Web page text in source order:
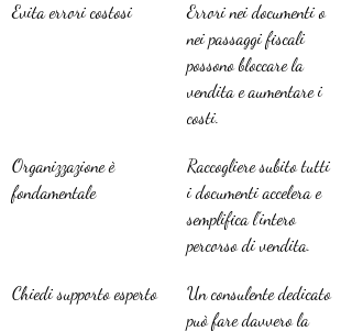
Evita errori costosi
Errori nei documenti o
nei passaggi fiscali
possono bloccare la
vendita e aumentare i
costi.
Organizzazione è
fondamentale
Raccogliere subito tutti
i documenti accelera e
semplifica l’intero
percorso di vendita.
Chiedi supporto esperto
Un consulente dedicato
può fare davvero la